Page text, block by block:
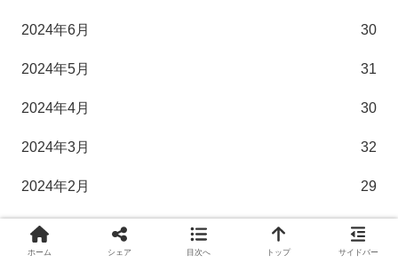
2024年6月 30
2024年5月 31
2024年4月 30
2024年3月 32
2024年2月 29
2024年1月 31
ホーム シェア 目次へ トップ サイドバー